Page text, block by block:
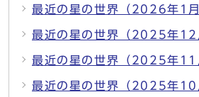
最近の星の世界（2026年1月
最近の星の世界（2025年12
最近の星の世界（2025年11
最近の星の世界（2025年10